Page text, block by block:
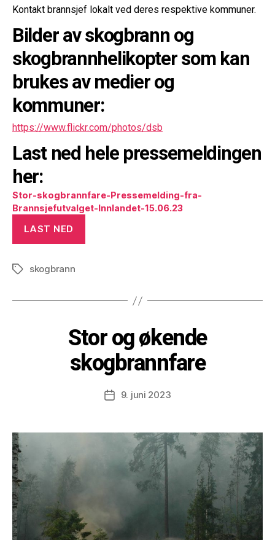
Kontakt brannsjef lokalt ved deres respektive kommuner.
Bilder av skogbrann og
skogbrannhelikopter som kan
brukes av medier og
kommuner:
https://www.flickr.com/photos/dsb
Last ned hele pressemeldingen
her:
Stor-skogbrannfare-Pressemelding-fra-
Brannsjefutvalget-Innlandet-15.06.23
LAST NED
Tagsskogbrann
Stor og økende
skogbrannfare
Post9. juni 2023